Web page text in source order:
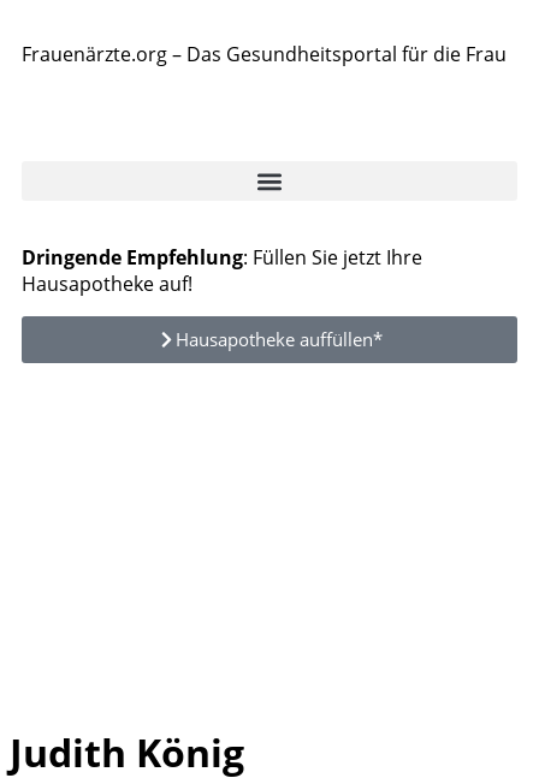
Frauenärzte.org – Das Gesundheitsportal für die Frau
Dringende Empfehlung: Füllen Sie jetzt Ihre
Hausapotheke auf!
Hausapotheke auffüllen*
Judith König